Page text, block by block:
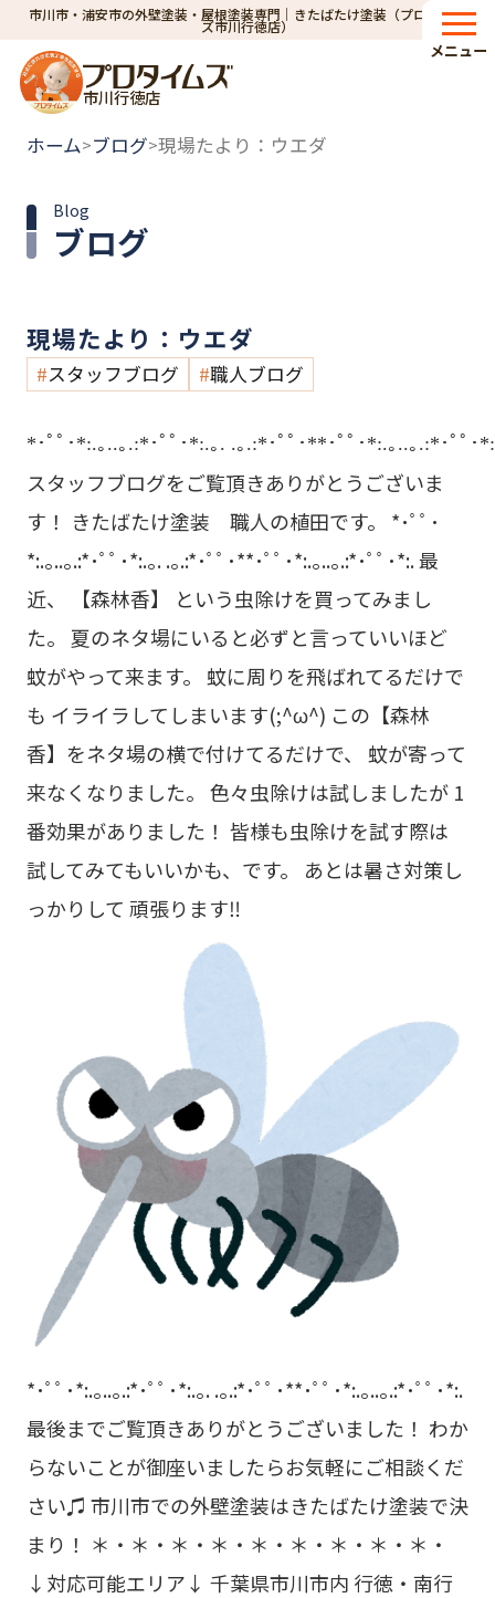
市川市・浦安市の外壁塗装・屋根塗装専門｜きたばたけ塗装（プロタイム
ズ市川行徳店）
市川行徳店
メニュー
ホーム>ブログ>現場たより：ウエダ
ブログ
Blog
現場たより：ウエダ
スタッフブログ 職人ブログ
*･ﾟﾟ･*:.｡..｡.:*･ﾟﾟ･*:.｡. .｡.:*･ﾟﾟ･**･ﾟﾟ･*:.｡..｡.:*･ﾟﾟ･
スタッフブログをご覧頂きありがとうございま
す！ きたばたけ塗装 職人の植田です。 *･ﾟﾟ･
*:.｡..｡.:*･ﾟﾟ･*:.｡. .｡.:*･ﾟﾟ･**･ﾟﾟ･*:.｡..｡.:*･ﾟﾟ･*:. 最
近、 【森林香】 という虫除けを買ってみまし
た。 夏のネタ場にいると必ずと言っていいほど
蚊がやって来ます。 蚊に周りを飛ばれてるだけで
も イライラしてしまいます(;^ω^) この【森林
香】をネタ場の横で付けてるだけで、 蚊が寄って
来なくなりました。 色々虫除けは試しましたが 1
番効果がありました！ 皆様も虫除けを試す際は
試してみてもいいかも、です。 あとは暑さ対策し
っかりして 頑張ります‼
*･ﾟﾟ･*:.｡..｡.:*･ﾟﾟ･*:.｡. .｡.:*･ﾟﾟ･**･ﾟﾟ･*:.｡..｡.:*･ﾟﾟ･*:.
最後までご覧頂きありがとうございました！ わか
らないことが御座いましたらお気軽にご相談くだ
さい♫ 市川市での外壁塗装はきたばたけ塗装で決
まり！ ＊・＊・＊・＊・＊・＊・＊・＊・＊・
↓対応可能エリア↓ 千葉県市川市内 行徳・南行